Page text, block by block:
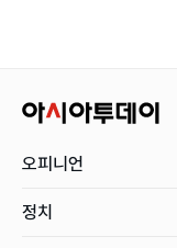
오피니언
정치